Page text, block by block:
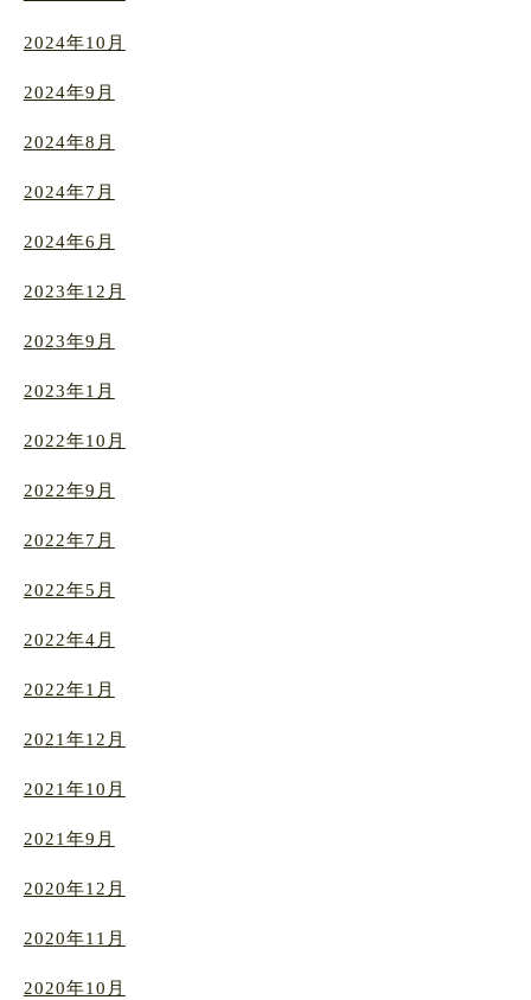
2024年10月
2024年9月
2024年8月
2024年7月
2024年6月
2023年12月
2023年9月
2023年1月
2022年10月
2022年9月
2022年7月
2022年5月
2022年4月
2022年1月
2021年12月
2021年10月
2021年9月
2020年12月
2020年11月
2020年10月